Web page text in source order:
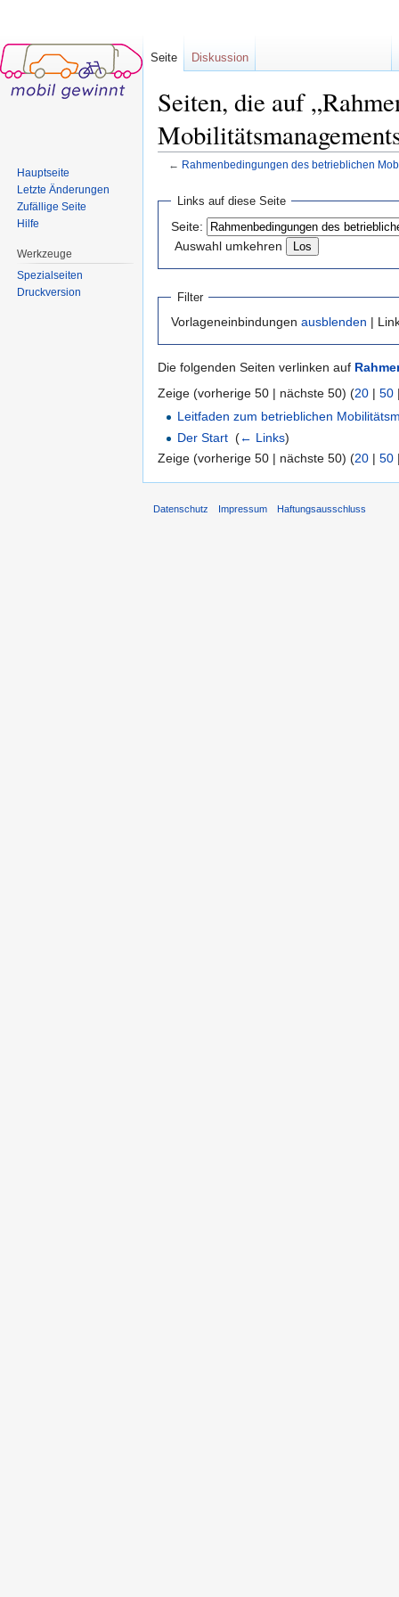
Seiten, die auf
← Rahmenbedingungen des betrieblichen
Links auf diese Seite
Seite:
Auswahl umkehren
Filter
Vorlageneinbindungen ausblenden |
Die folgenden Seiten verlinken auf
Zeige (vorherige 50 | nächste 50) (20 | 50
Leitfaden zum betrieblichen
Der Start ‎(← Links)
Zeige (vorherige 50 | nächste 50) (20 | 50
Seite Diskussion
Hauptseite
Letzte Änderungen
Zufällige Seite
Hilfe
Werkzeuge
Spezialseiten
Druckversion
Datenschutz Impressum Haftungsausschluss